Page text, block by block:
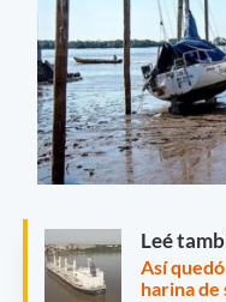
Leé
Así
harina de